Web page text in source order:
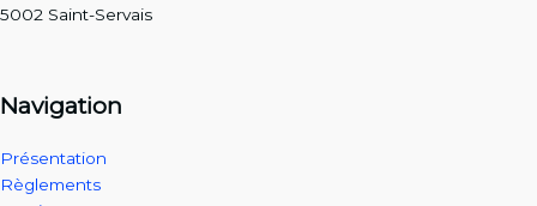
5002 Saint-Servais
Navigation
Présentation
Règlements